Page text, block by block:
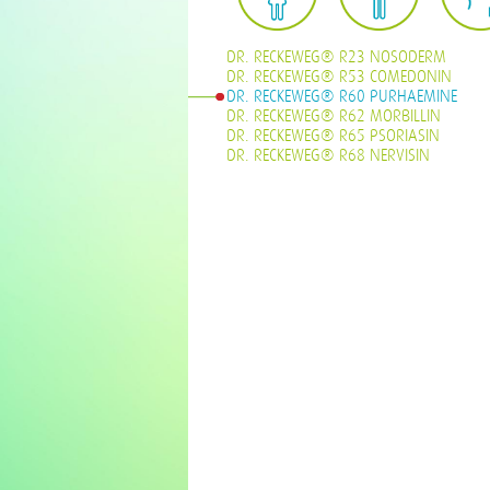
DR. RECKEWEG® R23 NOSODERM
DR. RECKEWEG® R53 COMEDONIN
DR. RECKEWEG® R60 PURHAEMINE
DR. RECKEWEG® R62 MORBILLIN
DR. RECKEWEG® R65 PSORIASIN
DR. RECKEWEG® R68 NERVISIN